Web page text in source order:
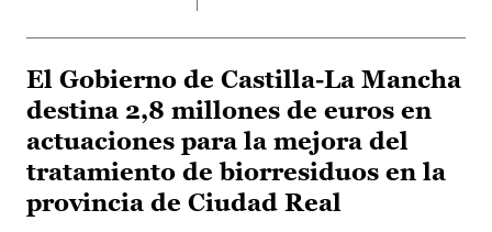
El Gobierno de Castilla-La Mancha
destina 2,8 millones de euros en
actuaciones para la mejora del
tratamiento de biorresiduos en la
provincia de Ciudad Real